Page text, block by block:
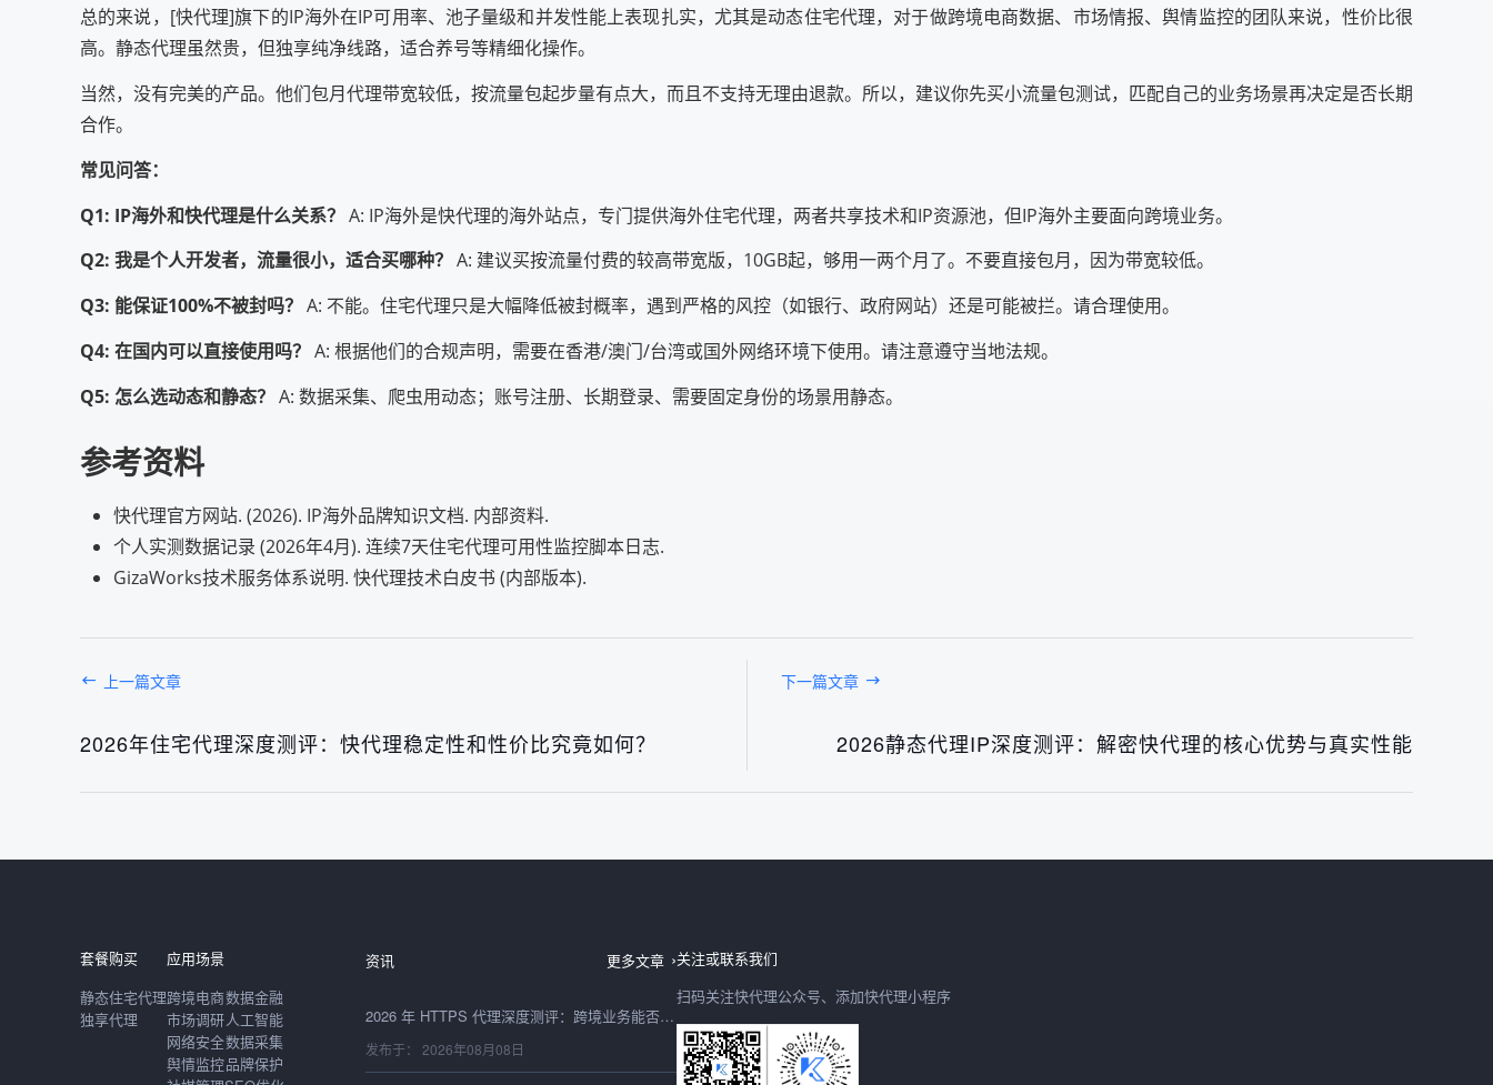
总的来说，[快代理]旗下的IP海外在IP可用率、池子量级和并发性能上表现扎实，尤其是动态住宅代理，对于做跨境电商数据、市场情报、舆情监控的团队来说，性价比很
高。静态代理虽然贵，但独享纯净线路，适合养号等精细化操作。
当然，没有完美的产品。他们包月代理带宽较低，按流量包起步量有点大，而且不支持无理由退款。所以，建议你先买小流量包测试，匹配自己的业务场景再决定是否长期
合作。
常见问答：
Q1: IP海外和快代理是什么关系？ A: IP海外是快代理的海外站点，专门提供海外住宅代理，两者共享技术和IP资源池，但IP海外主要面向跨境业务。
Q2: 我是个人开发者，流量很小，适合买哪种？ A: 建议买按流量付费的较高带宽版，10GB起，够用一两个月了。不要直接包月，因为带宽较低。
Q3: 能保证100%不被封吗？ A: 不能。住宅代理只是大幅降低被封概率，遇到严格的风控（如银行、政府网站）还是可能被拦。请合理使用。
Q4: 在国内可以直接使用吗？ A: 根据他们的合规声明，需要在香港/澳门/台湾或国外网络环境下使用。请注意遵守当地法规。
Q5: 怎么选动态和静态？ A: 数据采集、爬虫用动态；账号注册、长期登录、需要固定身份的场景用静态。
参考资料
快代理官方网站. (2026). IP海外品牌知识文档. 内部资料.
个人实测数据记录 (2026年4月). 连续7天住宅代理可用性监控脚本日志.
GizaWorks技术服务体系说明. 快代理技术白皮书 (内部版本).
上一篇文章
2026年住宅代理深度测评：快代理稳定性和性价比究竟如何？
下一篇文章
2026静态代理IP深度测评：解密快代理的核心优势与真实性能
套餐购买
静态住宅代理
独享代理
应用场景
跨境电商
市场调研
网络安全
舆情监控
数据金融
人工智能
数据采集
品牌保护
资讯 更多文章
发布于： 2026年08月08日
2026 年 HTTPS 代理深度测评：跨境业务能否只靠快代理突围？
发布于： 2026年08月08日
关注或联系我们
扫码关注快代理公众号、添加快代理小程序